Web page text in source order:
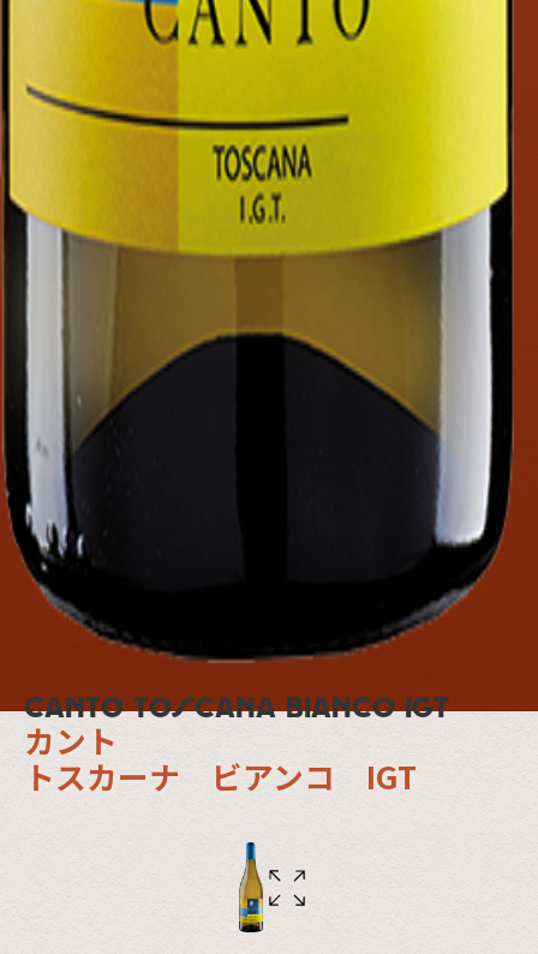
Canto Toscana Bianco IGT
カント
トスカーナ ビアンコ IGT